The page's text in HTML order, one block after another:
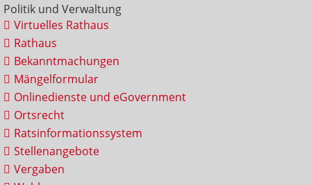
Politik und Verwaltung
Virtuelles Rathaus
Rathaus
Bekanntmachungen
Mängelformular
Onlinedienste und eGovernment
Ortsrecht
Ratsinformationssystem
Stellenangebote
Vergaben